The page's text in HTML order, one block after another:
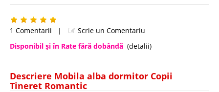
1 Comentarii |
Scrie un Comentariu
Disponibil şi în Rate fără dobândă (detalii)
Descriere Mobila alba dormitor Copii
Tineret Romantic